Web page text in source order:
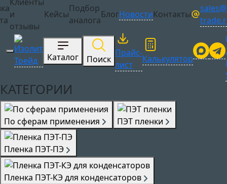
Сотрудничество
и
отзывы
Кейсы
Подбор
аналога
БлогНовостиКонтакты
Каталог Поиск
Прайс-
лист
Калькулятор
КАТЕГОРИИ
По сферам применения ПЭТ пленки
Пленка ПЭТ-ПЭ
Пленка ПЭТ-КЭ для конденсаторов